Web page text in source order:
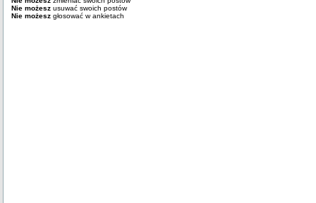
Nie możesz usuwać swoich postów
Nie możesz głosować w ankietach